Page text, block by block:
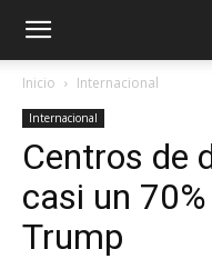
Inicio Internacional
Internacional
Centros de
casi un
Trump